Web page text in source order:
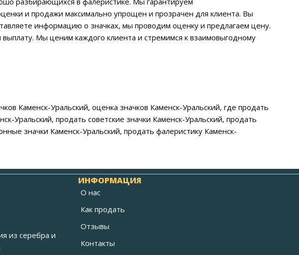
и продажи максимально упрощен и прозрачен для клиента. Вы
информацию о значках, мы проводим оценку и предлагаем цену.
Мы ценим каждого клиента и стремимся к взаимовыгодному
Каменск-Уральский, оценка значков Каменск-Уральский, где продать
Уральский, продать советские значки Каменск-Уральский, продать
значки Каменск-Уральский, продать фалеристику Каменск-
из серебра и
ИНФОРМАЦИЯ
О нас
Как продать
Отзывы
Контакты